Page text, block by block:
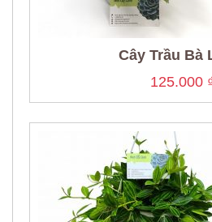
Cây Trầu Bà
125.000